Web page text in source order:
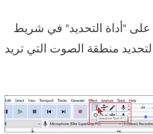
على "أداة التحديد" في شريط
لتحديد منطقة الصوت التي تريد